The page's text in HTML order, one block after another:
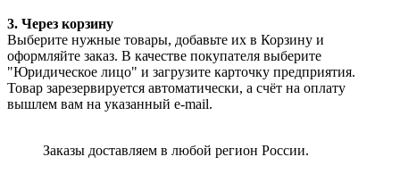
3. Через корзину
Выберите нужные товары, добавьте их в Корзину и
оформляйте заказ. В качестве покупателя выберите
"Юридическое лицо" и загрузите карточку предприятия.
Товар зарезервируется автоматически, а счёт на оплату
вышлем вам на указанный e-mail.
Заказы доставляем в любой регион России.